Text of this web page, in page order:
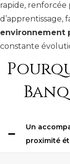
rapide, renforcée
d’apprentissage,
environnement
constante
Un
proximité